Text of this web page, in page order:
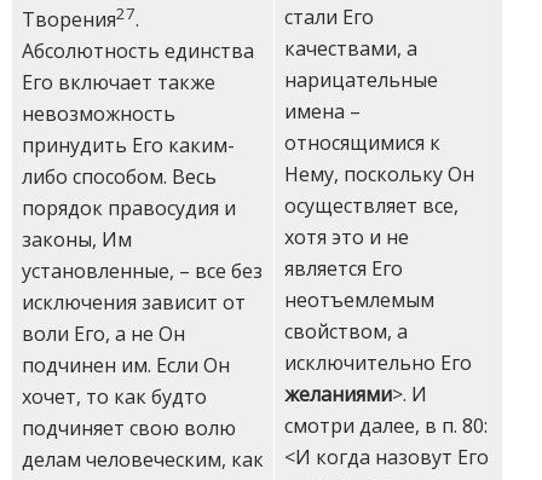
Творения27.
Абсолютность единства
Его включает также
невозможность
принудить Его каким-
либо способом. Весь
порядок правосудия и
законы, Им
установленные, – все без
исключения зависит от
воли Его, а не Он
подчинен им. Если Он
хочет, то как будто
подчиняет свою волю
делам человеческим, как
стали Его
качествами, а
нарицательные
имена –
относящимися к
Нему, поскольку Он
осуществляет все,
хотя это и не
является Его
неотъемлемым
свойством, а
исключительно Его
желаниями>. И
смотри далее, в п. 80:
<И когда назовут Его